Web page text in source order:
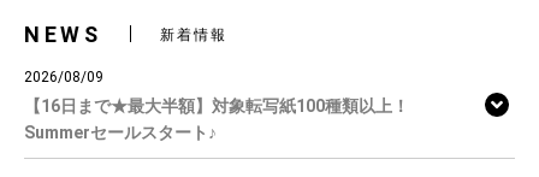
NEWS 新着情報
2026/08/09
【16日まで★最大半額】対象転写紙100種類以上！
Summerセールスタート♪